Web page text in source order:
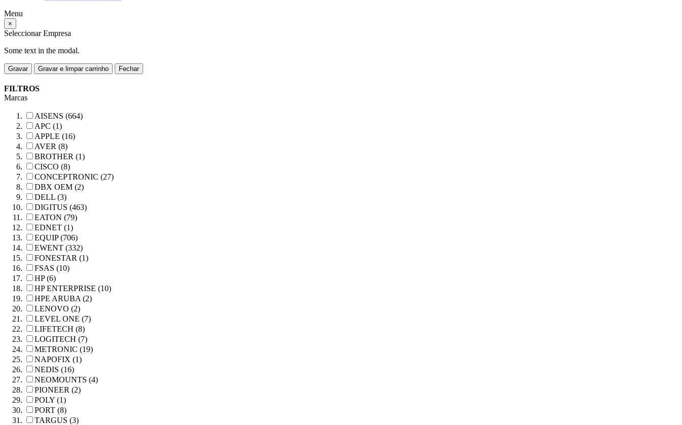
Menu
×
Seleccionar Empresa
Some text in the modal.
Gravar Gravar e limpar carrinho Fechar
FILTROS
Marcas
AISENS (664)
APC (1)
APPLE (16)
AVER (8)
BROTHER (1)
CISCO (8)
CONCEPTRONIC (27)
DBX OEM (2)
DELL (3)
DIGITUS (463)
EATON (79)
EDNET (1)
EQUIP (706)
EWENT (332)
FONESTAR (1)
FSAS (10)
HP (6)
HP ENTERPRISE (10)
HPE ARUBA (2)
LENOVO (2)
LEVEL ONE (7)
LIFETECH (8)
LOGITECH (7)
METRONIC (19)
NAPOFIX (1)
NEDIS (16)
NEOMOUNTS (4)
PIONEER (2)
POLY (1)
PORT (8)
TARGUS (3)